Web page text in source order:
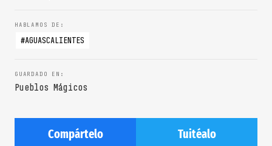
AGUASCALIENTES
Pueblos Mágicos
Compártelo Tuitéalo